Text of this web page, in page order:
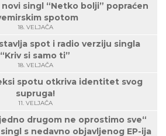
singl “Netko bolji” popraćen
spotom
18. VELJAČA
spot i radio verziju singla
“Kriv si samo ti”
18. VELJAČA
spotu otkriva identitet svog
supruga!
11. VELJAČA
jedno drugom ne oprostimo sve“
s nedavno objavljenog EP-ija